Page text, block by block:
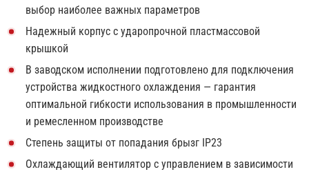
выбор наиболее важных параметров
Надежный корпус с ударопрочной пластмассовой
крышкой
В заводском исполнении подготовлено для подключения
устройства жидкостного охлаждения — гарантия
оптимальной гибкости использования в промышленности
и ремесленном производстве
Степень защиты от попадания брызг IP23
Охлаждающий вентилятор с управлением в зависимости